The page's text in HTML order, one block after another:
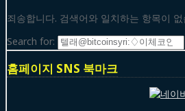
죄송합니다. 검색어와 일치하는 항목이
Search for:
홈페이지 SNS 북마크